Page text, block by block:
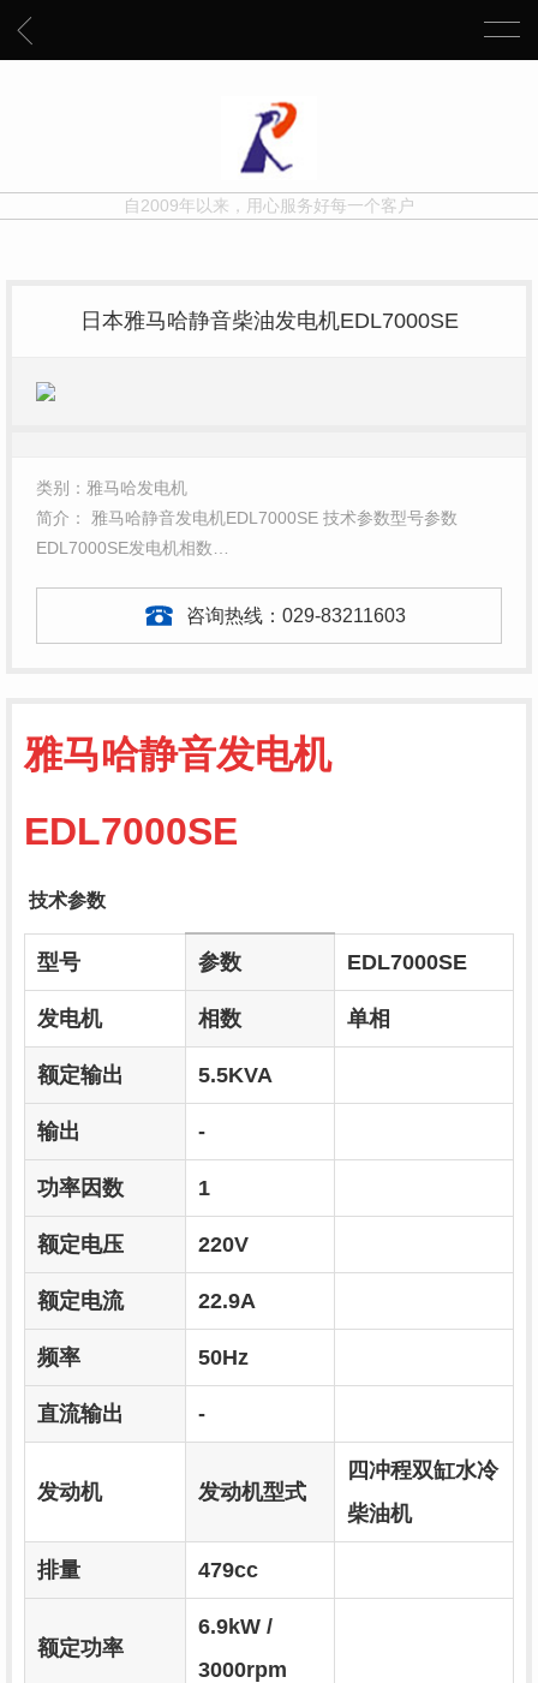
自2009年以来，用心服务好每一个客户
日本雅马哈静音柴油发电机EDL7000SE
类别：雅马哈发电机
简介： 雅马哈静音发电机EDL7000SE 技术参数型号参数
EDL7000SE发电机相数…
咨询热线： 029-83211603
雅马哈静音发电机
EDL7000SE
技术参数
型号 参数 EDL7000SE
发电机 相数 单相
额定输出 5.5KVA
输出 -
功率因数 1
额定电压 220V
额定电流 22.9A
频率 50Hz
直流输出 -
发动机 发动机型式
四冲程双缸水冷
柴油机
排量 479cc
额定功率
6.9kW /
3000rpm